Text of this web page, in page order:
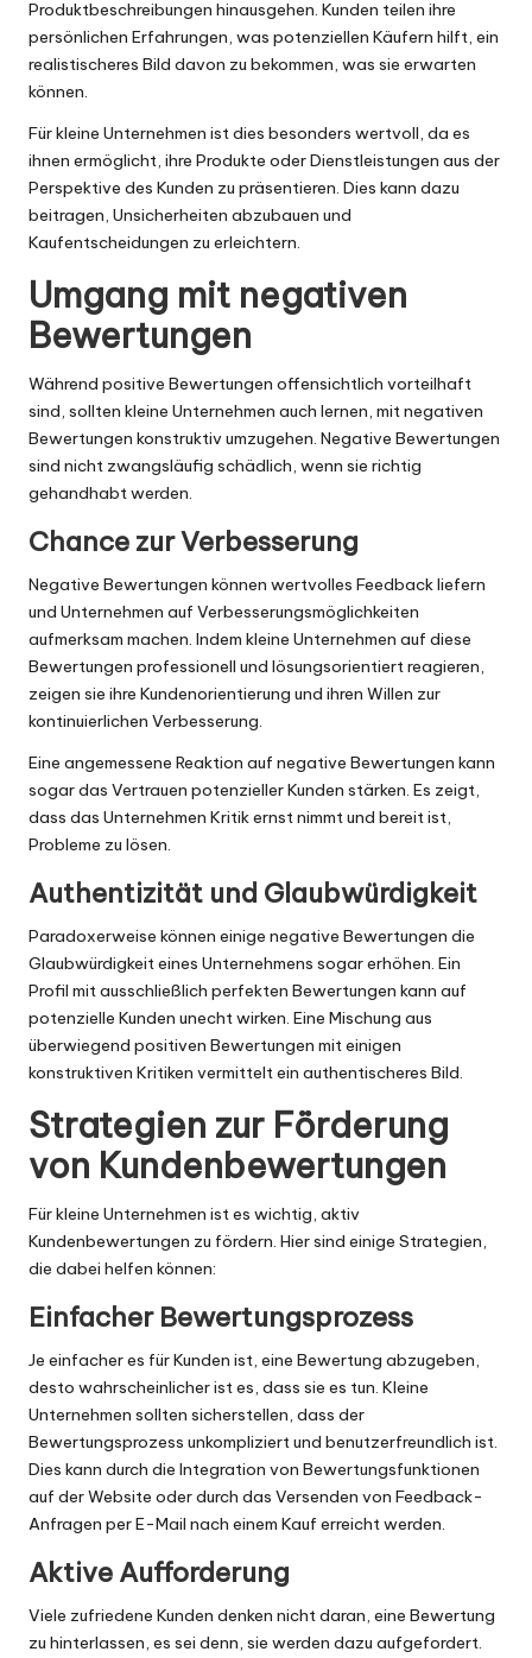
Produktbeschreibungen hinausgehen. Kunden teilen ihre
persönlichen Erfahrungen, was potenziellen Käufern hilft, ein
realistischeres Bild davon zu bekommen, was sie erwarten
können.
Für kleine Unternehmen ist dies besonders wertvoll, da es
ihnen ermöglicht, ihre Produkte oder Dienstleistungen aus der
Perspektive des Kunden zu präsentieren. Dies kann dazu
beitragen, Unsicherheiten abzubauen und
Kaufentscheidungen zu erleichtern.
Umgang mit negativen
Bewertungen
Während positive Bewertungen offensichtlich vorteilhaft
sind, sollten kleine Unternehmen auch lernen, mit negativen
Bewertungen konstruktiv umzugehen. Negative Bewertungen
sind nicht zwangsläufig schädlich, wenn sie richtig
gehandhabt werden.
Chance zur Verbesserung
Negative Bewertungen können wertvolles Feedback liefern
und Unternehmen auf Verbesserungsmöglichkeiten
aufmerksam machen. Indem kleine Unternehmen auf diese
Bewertungen professionell und lösungsorientiert reagieren,
zeigen sie ihre Kundenorientierung und ihren Willen zur
kontinuierlichen Verbesserung.
Eine angemessene Reaktion auf negative Bewertungen kann
sogar das Vertrauen potenzieller Kunden stärken. Es zeigt,
dass das Unternehmen Kritik ernst nimmt und bereit ist,
Probleme zu lösen.
Authentizität und Glaubwürdigkeit
Paradoxerweise können einige negative Bewertungen die
Glaubwürdigkeit eines Unternehmens sogar erhöhen. Ein
Profil mit ausschließlich perfekten Bewertungen kann auf
potenzielle Kunden unecht wirken. Eine Mischung aus
überwiegend positiven Bewertungen mit einigen
konstruktiven Kritiken vermittelt ein authentischeres Bild.
Strategien zur Förderung
von Kundenbewertungen
Für kleine Unternehmen ist es wichtig, aktiv
Kundenbewertungen zu fördern. Hier sind einige Strategien,
die dabei helfen können:
Einfacher Bewertungsprozess
Je einfacher es für Kunden ist, eine Bewertung abzugeben,
desto wahrscheinlicher ist es, dass sie es tun. Kleine
Unternehmen sollten sicherstellen, dass der
Bewertungsprozess unkompliziert und benutzerfreundlich ist.
Dies kann durch die Integration von Bewertungsfunktionen
auf der Website oder durch das Versenden von Feedback-
Anfragen per E-Mail nach einem Kauf erreicht werden.
Aktive Aufforderung
Viele zufriedene Kunden denken nicht daran, eine Bewertung
zu hinterlassen, es sei denn, sie werden dazu aufgefordert.